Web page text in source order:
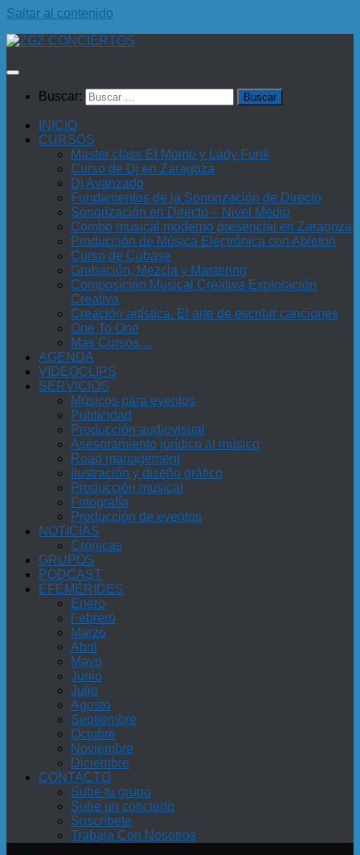
Saltar al contenido
Buscar:
INICIO
CURSOS
Master class El Momo y Lady Funk
Curso de Dj en Zaragoza
Dj Avanzado
Fundamentos de la Sonorización de Directo
Sonorización en Directo – Nivel Medio
Combo musical moderno presencial en Zaragoza
Producción de Música Electrónica con Ableton
Curso de Cubase
Grabación, Mezcla y Mastering
Composición Musical Creativa Exploración
Creativa
Creación artística. El arte de escribir canciones
One To One
Más Cursos…
AGENDA
VIDEOCLIPS
SERVICIOS
Músicos para eventos
Publicidad
Producción audiovisual
Asesoramiento jurídico al músico
Road management
Ilustración y diseño gráfico
Producción musical
Fotografía
Producción de eventos
NOTICIAS
Crónicas
GRUPOS
PODCAST
EFEMÉRIDES
Enero
Febrero
Marzo
Abril
Mayo
Junio
Julio
Agosto
Septiembre
Octubre
Noviembre
Diciembre
CONTACTO
Sube tu grupo
Sube un concierto
Suscríbete
Trabaja Con Nosotros